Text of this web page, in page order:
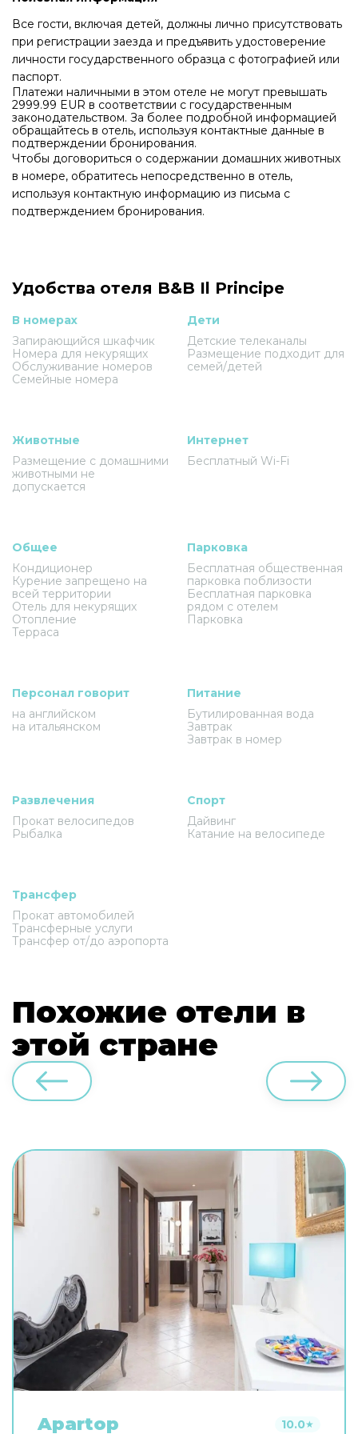
Все гости, включая детей, должны лично присутствовать
при регистрации заезда и предъявить удостоверение
личности государственного образца с фотографией или
паспорт.
Платежи наличными в этом отеле не могут превышать
2999.99 EUR в соответствии с государственным
законодательством. За более подробной информацией
обращайтесь в отель, используя контактные данные в
подтверждении бронирования.
Чтобы договориться о содержании домашних животных
в номере, обратитесь непосредственно в отель,
используя контактную информацию из письма с
подтверждением бронирования.
Удобства отеля B&B Il Principe
В номерах
Запирающийся шкафчик
Номера для некурящих
Обслуживание номеров
Семейные номера
Дети
Детские телеканалы
Размещение подходит для
семей/детей
Животные
Размещение с домашними
животными не
допускается
Интернет
Бесплатный Wi-Fi
Общее
Кондиционер
Курение запрещено на
всей территории
Отель для некурящих
Отопление
Терраса
Парковка
Бесплатная общественная
парковка поблизости
Бесплатная парковка
рядом с отелем
Парковка
Персонал говорит
на английском
на итальянском
Питание
Бутилированная вода
Завтрак
Завтрак в номер
Развлечения
Прокат велосипедов
Рыбалка
Спорт
Дайвинг
Катание на велосипеде
Трансфер
Прокат автомобилей
Трансферные услуги
Трансфер от/до аэропорта
Похожие отели в
этой стране
Apartop 10.0★